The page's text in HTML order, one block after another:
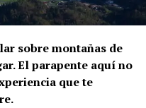
sobre montañas de
El parapente aquí no
que te